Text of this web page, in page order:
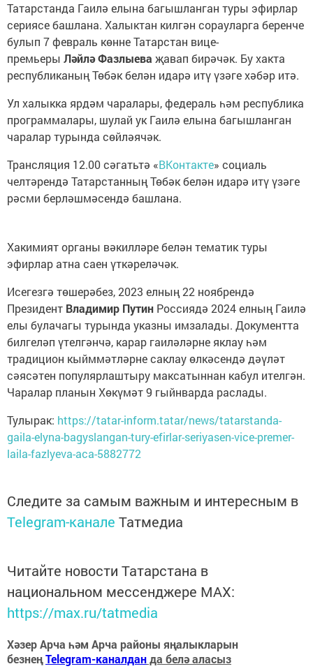
Татарстанда Гаилә елына багышланган туры эфирлар
сериясе башлана. Халыктан килгән сорауларга беренче
булып 7 февраль көнне Татарстан вице-
премьеры Ләйлә Фазлыева җавап бирәчәк. Бу хакта
республиканың Төбәк белән идарә итү үзәге хәбәр итә.
Ул халыкка ярдәм чаралары, федераль һәм республика
программалары, шулай ук Гаилә елына багышланган
чаралар турында сөйләячәк.
Трансляция 12.00 сәгатьтә «ВКонтакте» социаль
челтәрендә Татарстанның Төбәк белән идарә итү үзәге
рәсми берләшмәсендә башлана.
Хакимият органы вәкилләре белән тематик туры
эфирлар атна саен үткәреләчәк.
Исегезгә төшерәбез, 2023 елның 22 ноябрендә
Президент Владимир Путин Россиядә 2024 елның Гаилә
елы булачагы турында указны имзалады. Документта
билгеләп үтелгәнчә, карар гаиләләрне яклау һәм
традицион кыйммәтләрне саклау өлкәсендә дәүләт
сәясәтен популярлаштыру максатыннан кабул ителгән.
Чаралар планын Хөкүмәт 9 гыйнварда раслады.
Тулырак: https://tatar-inform.tatar/news/tatarstanda-
gaila-elyna-bagyslangan-tury-efirlar-seriyasen-vice-premer-
laila-fazlyeva-aca-5882772
Следите за самым важным и интересным в
Telegram-канале Татмедиа
Читайте новости Татарстана в
национальном мессенджере MАХ:
https://max.ru/tatmedia
Хәзер Арча һәм Арча районы яңалыкларын
безнеңTelegram-каналданда белә аласыз